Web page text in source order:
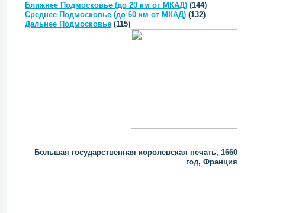
Ближнее Подмосковье (до 20 км от МКАД) (144)
Среднее Подмосковье (до 60 км от МКАД) (132)
Дальнее Подмосковье (115)
Большая государственная королевская печать, 1660
год, Франция